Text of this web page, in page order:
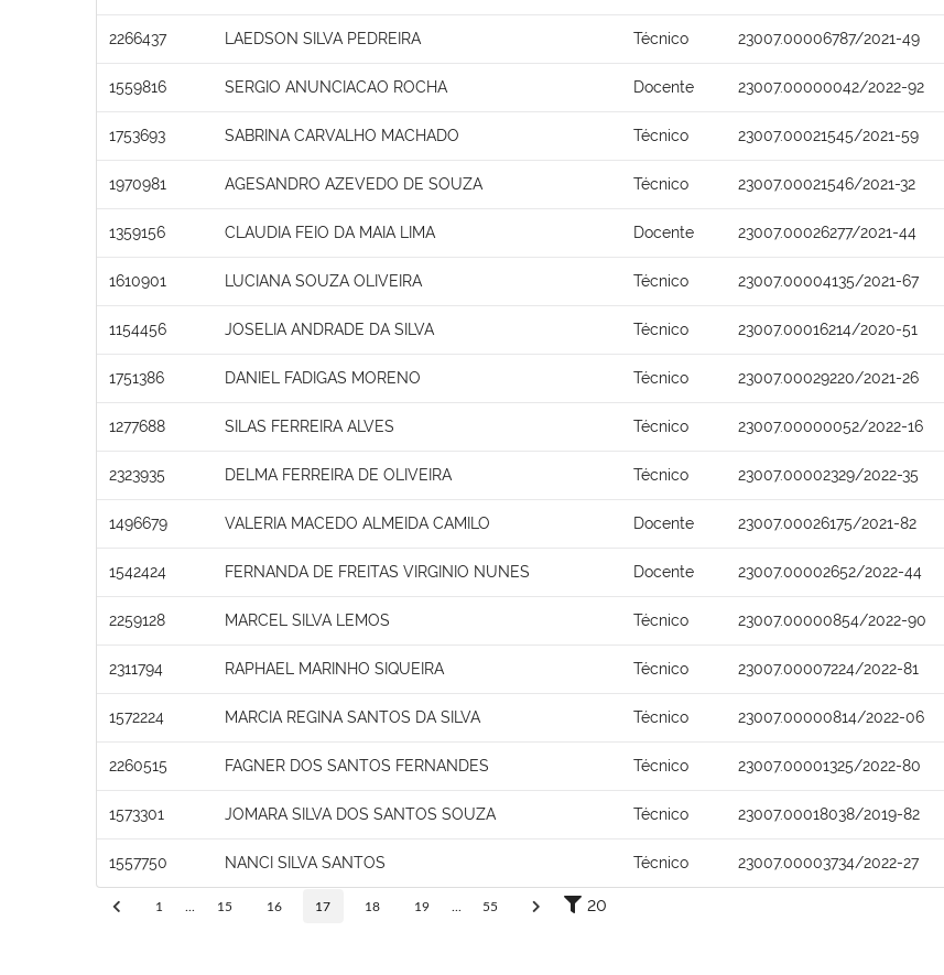
2266437 LAEDSON SILVA PEDREIRA Técnico 23007.00006787/2021-49
1559816 SERGIO ANUNCIACAO ROCHA Docente 23007.00000042/2022-92
1753693 SABRINA CARVALHO MACHADO Técnico 23007.00021545/2021-59
1970981 AGESANDRO AZEVEDO DE SOUZA Técnico 23007.00021546/2021-32
1359156 CLAUDIA FEIO DA MAIA LIMA Docente 23007.00026277/2021-44
1610901 LUCIANA SOUZA OLIVEIRA Técnico 23007.00004135/2021-67
1154456 JOSELIA ANDRADE DA SILVA Técnico 23007.00016214/2020-51
1751386 DANIEL FADIGAS MORENO Técnico 23007.00029220/2021-26
1277688 SILAS FERREIRA ALVES Técnico 23007.00000052/2022-16
2323935 DELMA FERREIRA DE OLIVEIRA Técnico 23007.00002329/2022-35
1496679 VALERIA MACEDO ALMEIDA CAMILO Docente 23007.00026175/2021-82
1542424 FERNANDA DE FREITAS VIRGINIO NUNES Docente 23007.00002652/2022-44
2259128 MARCEL SILVA LEMOS Técnico 23007.00000854/2022-90
2311794 RAPHAEL MARINHO SIQUEIRA Técnico 23007.00007224/2022-81
1572224 MARCIA REGINA SANTOS DA SILVA Técnico 23007.00000814/2022-06
2260515 FAGNER DOS SANTOS FERNANDES Técnico 23007.00001325/2022-80
1573301 JOMARA SILVA DOS SANTOS SOUZA Técnico 23007.00018038/2019-82
1557750 NANCI SILVA SANTOS Técnico 23007.00003734/2022-27
1 15 16 17 18 19 55 20